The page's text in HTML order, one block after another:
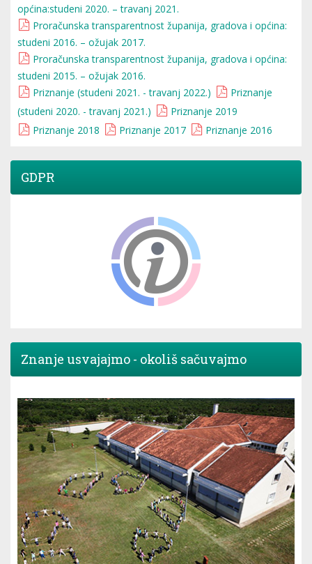
općina:studeni 2020. – travanj 2021.
Proračunska transparentnost županija, gradova i općina:
studeni 2016. – ožujak 2017.
Proračunska transparentnost županija, gradova i općina:
studeni 2015. – ožujak 2016.
Priznanje (studeni 2021. - travanj 2022.)
Priznanje
(studeni 2020. - travanj 2021.)
Priznanje 2019
Priznanje 2018
Priznanje 2017 Priznanje 2016
GDPR
Znanje usvajajmo - okoliš sačuvajmo